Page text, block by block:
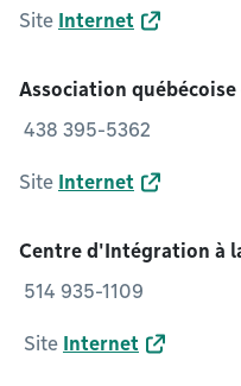
Site Internet
Association
438 395-5362
Site Internet
Centre d'Intégration à
514 935-1109
Site Internet